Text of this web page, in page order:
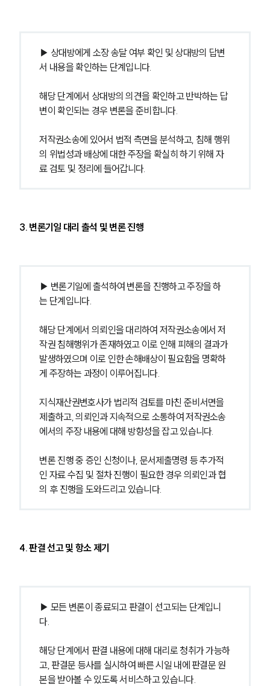
▶ 상대방에게 소장 송달 여부 확인 및 상대방의 답변
서 내용을 확인하는 단계입니다.
해당 단계에서 상대방의 의견을 확인하고 반박하는 답
변이 확인되는 경우 변론을 준비합니다.
저작권소송에 있어서 법적 측면을 분석하고, 침해 행위
의 위법성과 배상에 대한 주장을 확실히 하기 위해 자
료 검토 및 정리에 들어갑니다.
3. 변론기일 대리 출석 및 변론 진행
▶ 변론기일에 출석하여 변론을 진행하고 주장을 하
는 단계입니다.
해당 단계에서 의뢰인을 대리하여 저작권소송에서 저
작권 침해행위가 존재하였고 이로 인해 피해의 결과가
발생하였으며 이로 인한 손해배상이 필요함을 명확하
게 주장하는 과정이 이루어집니다.
지식재산권변호사가 법리적 검토를 마친 준비서면을
제출하고, 의뢰인과 지속적으로 소통하여 저작권소송
에서의 주장 내용에 대해 방향성을 잡고 있습니다.
변론 진행 중 증인 신청이나, 문서제출명령 등 추가적
인 자료 수집 및 절차 진행이 필요한 경우 의뢰인과 협
의 후 진행을 도와드리고 있습니다.
4. 판결 선고 및 항소 제기
▶ 모든 변론이 종료되고 판결이 선고되는 단계입니
다.
해당 단계에서 판결 내용에 대해 대리로 청취가 가능하
고, 판결문 등사를 실시하여 빠른 시일 내에 판결문 원
본을 받아볼 수 있도록 서비스하고 있습니다.